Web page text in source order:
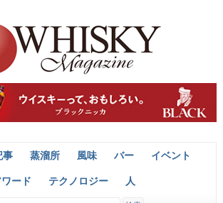
事 蒸溜所 風味 バー イベント
ード テクノロジー 人